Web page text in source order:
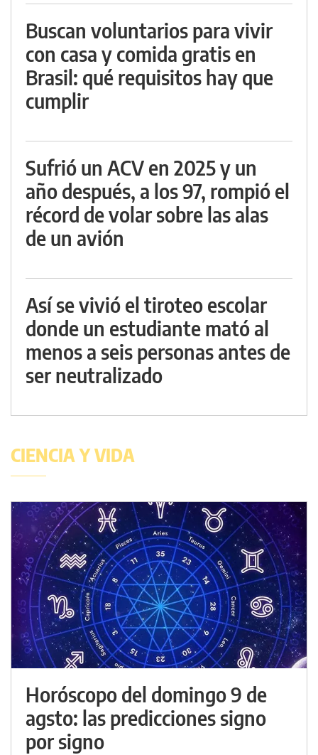
Buscan voluntarios para vivir
con casa y comida gratis en
Brasil: qué requisitos hay que
cumplir
Sufrió un ACV en 2025 y un
año después, a los 97, rompió el
récord de volar sobre las alas
de un avión
Así se vivió el tiroteo escolar
donde un estudiante mató al
menos a seis personas antes de
ser neutralizado
CIENCIA Y VIDA
Horóscopo del domingo 9 de
agsto: las predicciones signo
por signo